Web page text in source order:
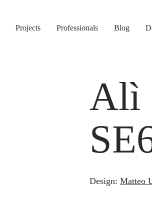
Projects Professionals Blog
Alì
Design:Matteo